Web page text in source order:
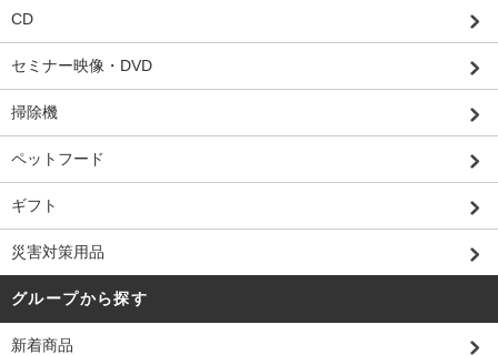
CD
セミナー映像・DVD
掃除機
ペットフード
ギフト
災害対策用品
グループから探す
新着商品